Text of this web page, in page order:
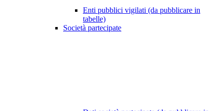
Enti pubblici vigilati (da pubblicare in
tabelle)
Società partecipate